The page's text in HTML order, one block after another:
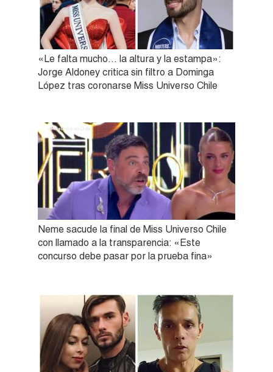
«Le falta mucho… la altura y la estampa»:
Jorge Aldoney critica sin filtro a Dominga
López tras coronarse Miss Universo Chile
Neme sacude la final de Miss Universo Chile
con llamado a la transparencia: «Este
concurso debe pasar por la prueba fina»